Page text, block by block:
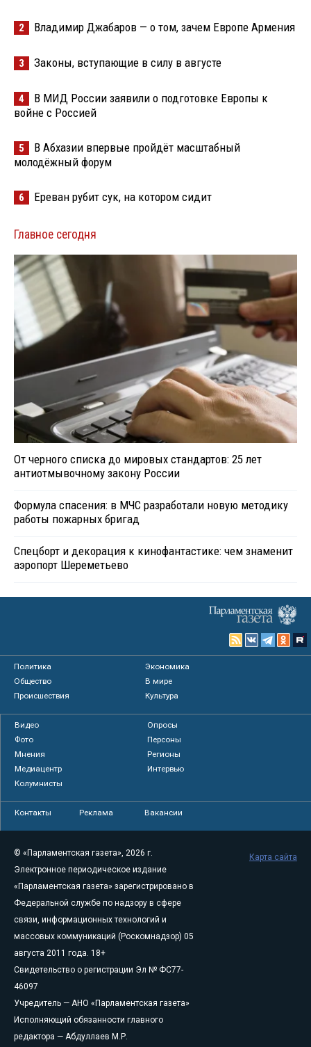
2 Владимир Джабаров — о том, зачем Европе Армения
3 Законы, вступающие в силу в августе
4
В МИД России заявили о подготовке Европы к
войне с Россией
5
В Абхазии впервые пройдёт масштабный
молодёжный форум
6 Ереван рубит сук, на котором сидит
Главное сегодня
От черного списка до мировых стандартов: 25 лет
антиотмывочному закону России
Формула спасения: в МЧС разработали новую методику
работы пожарных бригад
Спецборт и декорация к кинофантастике: чем знаменит
аэропорт Шереметьево
Политика
Экономика
Общество
В мире
Происшествия
Культура
Видео
Опросы
Фото
Персоны
Мнения
Регионы
Медиацентр
Интервью
Колумнисты
Контакты Реклама Вакансии
© «Парламентская газета», 2026 г.
Электронное периодическое издание
«Парламентская газета» зарегистрировано в
Федеральной службе по надзору в сфере
связи, информационных технологий и
массовых коммуникаций (Роскомнадзор) 05
августа 2011 года. 18+
Свидетельство о регистрации Эл № ФС77-
46097
Учредитель — АНО «Парламентская газета»
Исполняющий обязанности главного
редактора — Абдуллаев М.Р.
Карта сайта